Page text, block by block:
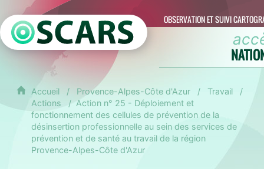
OBSERVATION ET SUIVI
Accueil Provence-Alpes-Côte d'Azur
Travail
Actions
Action n° 25 - Déploiement et
fonctionnement des cellules de prévention de la
désinsertion professionnelle au sein des services de
prévention et de santé au travail de la région
Provence-Alpes-Côte d'Azur